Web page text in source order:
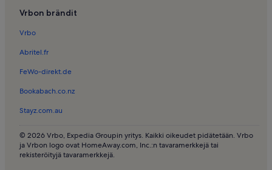
Vrbon brändit
Vrbo
Abritel.fr
FeWo-direkt.de
Bookabach.co.nz
Stayz.com.au
© 2026 Vrbo, Expedia Groupin yritys. Kaikki oikeudet pidätetään. Vrbo
ja Vrbon logo ovat HomeAway.com, Inc.:n tavaramerkkejä tai
rekisteröityjä tavaramerkkejä.